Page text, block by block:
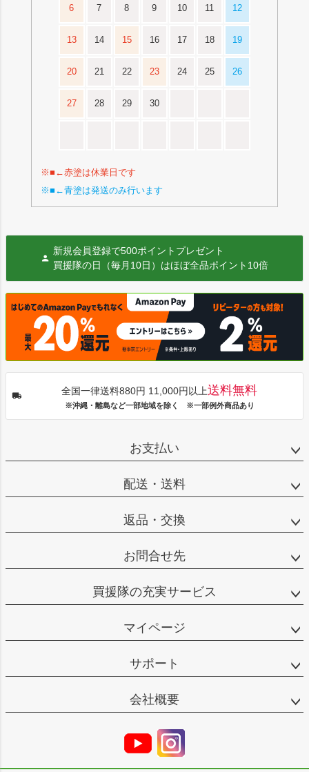
6 7 8 9 10 11 12
13 14 15 16 17 18 19
20 21 22 23 24 25 26
27 28 29 30
※■←赤塗は休業日です
※■←青塗は発送のみ行います
新規会員登録で500ポイントプレゼント
買援隊の日（毎月10日）はほぼ全品ポイント10倍
全国一律送料880円 11,000円以上送料無料
※沖縄・離島など一部地域を除く ※一部例外商品あり
お支払い
配送・送料
返品・交換
お問合せ先
買援隊の充実サービス
マイページ
サポート
会社概要